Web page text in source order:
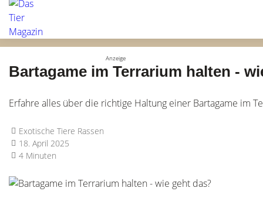
Bartagame im Terrarium halten -
Erfahre alles über die richtige Haltung einer Bartagame im
Exotische Tiere Rassen
18. April 2025
4 Minuten